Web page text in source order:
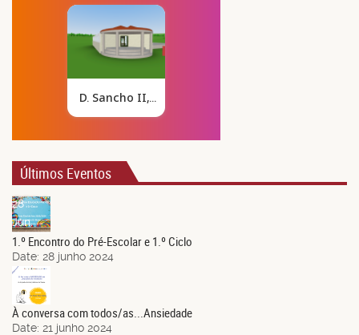
Últimos Eventos
28
Jun.
1.º Encontro do Pré-Escolar e 1.º Ciclo
Date: 28 junho 2024
21
Jun.
À conversa com todos/as...Ansiedade
Date: 21 junho 2024